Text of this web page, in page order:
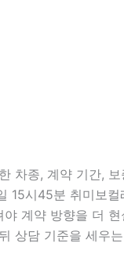
차종, 계약 기간,
시45분 취미보
계약 방향을 더
상담 기준을 세우